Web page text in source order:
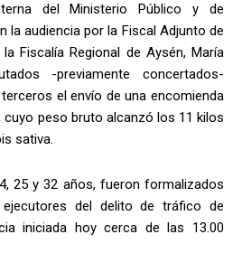
del Ministerio Público y de
la audiencia por la Fiscal Adjunto de
Fiscalía Regional de Aysén, María
-previamente concertados-
el envío de una encomienda
cuyo peso bruto alcanzó los 11 kilos
sativa.
25 y 32 años, fueron formalizados
del delito de tráfico de
iniciada hoy cerca de las 13.00